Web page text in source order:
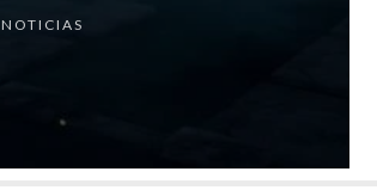
NOTICIAS